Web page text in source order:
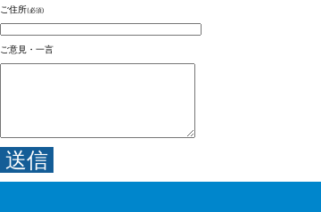
ご住所(必須)
ご意見・一言